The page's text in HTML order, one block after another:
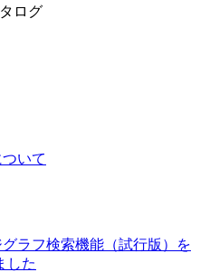
ログ
いて
グラフ検索機能（試行版）を
した